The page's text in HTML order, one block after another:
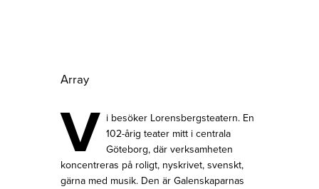
Array
V i besöker Lorensbergsteatern. En
102-årig teater mitt i centrala
Göteborg, där verksamheten
koncentreras på roligt, nyskrivet, svenskt,
gärna med musik. Den är Galenskaparnas